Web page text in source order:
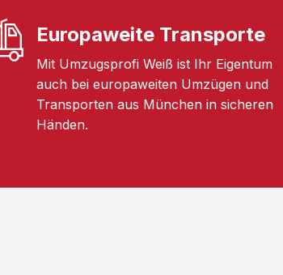
Europaweite Transporte
Mit Umzugsprofi Weiß ist Ihr Eigentum
auch bei europaweiten Umzügen und
Transporten aus München in sicheren
Händen.